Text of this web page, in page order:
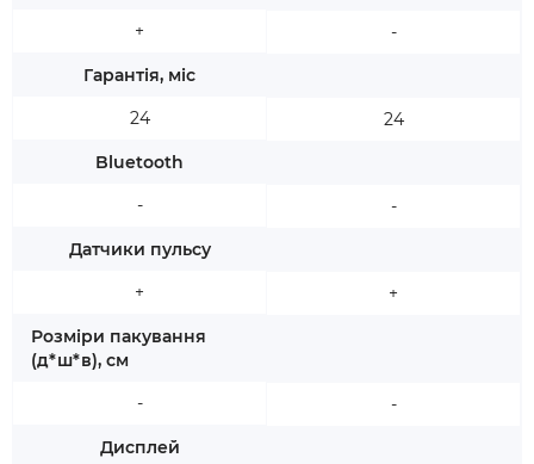
+
Гарантія, міс
24
Bluetooth
-
Датчики пульсу
+
Розміри пакування
(д*ш*в), см
-
Дисплей
-
24
-
+
-